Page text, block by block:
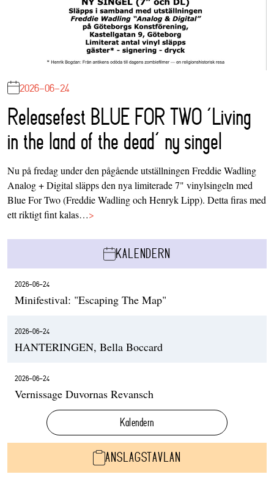
2026-06-24
Releasefest BLUE FOR TWO ‘Living
in the land of the dead’ ny singel
Nu på fredag under den pågående utställningen Freddie Wadling
Analog + Digital släpps den nya limiterade 7" vinylsingeln med
Blue For Two (Freddie Wadling och Henryk Lipp). Detta firas med
ett riktigt fint kalas…>
KALENDERN
2026-06-24
Minifestival: "Escaping The Map"
2026-06-24
HANTERINGEN, Bella Boccard
2026-06-24
Vernissage Duvornas Revansch
Kalendern
ANSLAGSTAVLAN